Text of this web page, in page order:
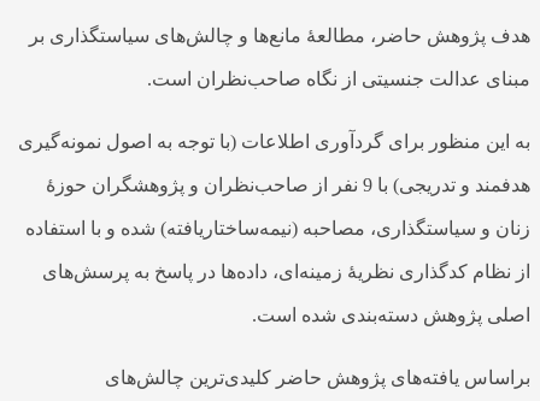
هدف پژوهش حاضر، مطالعۀ مانع‌ها و چالش‌­های سیاستگذاری بر
مبنای عدالت جنسیتی از نگاه صاحب­‌نظران است.
به این منظور برای گردآوری اطلاعات (با توجه به اصول نمونه‌گیری
هدفمند و تدریجی) با 9 نفر از صاحب‌نظران و پژوهشگران حوزۀ
زنان و سیاستگذاری، مصاحبه (نیمه‌ساختاریافته) شده و با استفاده
از نظام کدگذاری نظریۀ زمینه‌­ای، داده­‌ها در پاسخ به پرسش­‌های
اصلی پژوهش دسته­‌بندی شده است.
براساس یافته‌­های پژوهش حاضر کلیدی‌ترین چالش‌­های